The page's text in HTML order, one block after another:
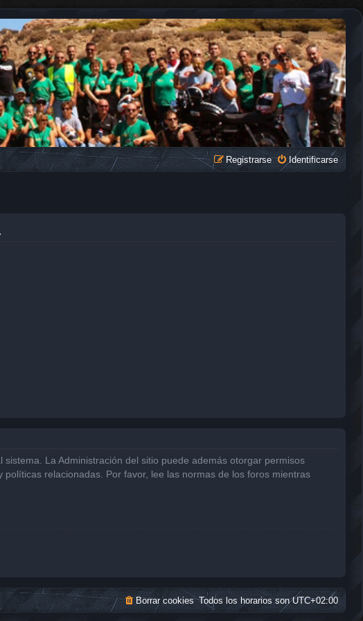
Identificarse
Registrarse
La Administración del sitio puede además otorgar permisos
relacionadas. Por favor, lee las normas de los foros mientras
Todos los horarios sonUTC+02:00
Borrar cookies